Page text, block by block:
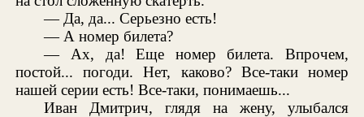
— Да, да... Серьезно есть!
— А номер билета?
— Ах, да! Еще номер билета. Впрочем,
постой... погоди. Нет, каково? Все-таки номер
нашей серии есть! Все-таки, понимаешь...
Иван Дмитрич, глядя на жену, улыбался